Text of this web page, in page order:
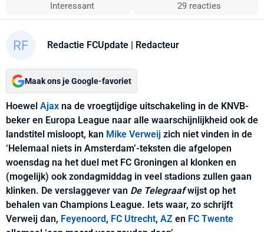
Interessant 29 reacties
Redactie FCUpdate | Redacteur
Maak ons je Google-favoriet
Hoewel Ajax na de vroegtijdige uitschakeling in de KNVB-
beker en Europa League naar alle waarschijnlijkheid ook de
landstitel misloopt, kan Mike Verweij zich niet vinden in de
‘Helemaal niets in Amsterdam’-teksten die afgelopen
woensdag na het duel met FC Groningen al klonken en
(mogelijk) ook zondagmiddag in veel stadions zullen gaan
klinken. De verslaggever van De Telegraafwijst op het
behalen van Champions League. Iets waar, zo schrijft
Verweij dan, Feyenoord, FC Utrecht, AZ en FC Twente